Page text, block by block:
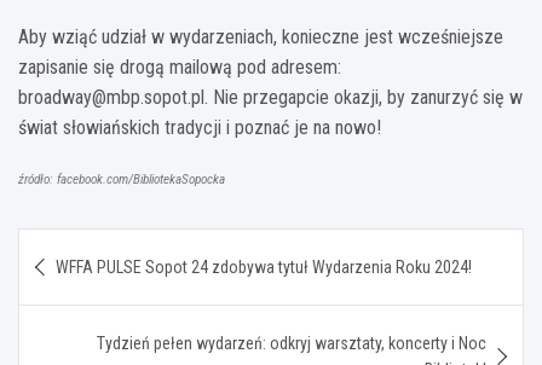
Aby wziąć udział w wydarzeniach, konieczne jest wcześniejsze
zapisanie się drogą mailową pod adresem:
broadway@mbp.sopot.pl. Nie przegapcie okazji, by zanurzyć się w
świat słowiańskich tradycji i poznać je na nowo!
źródło: facebook.com/BibliotekaSopocka
wpisu
WFFA PULSE Sopot 24 zdobywa tytuł Wydarzenia Roku 2024!
Tydzień pełen wydarzeń: odkryj warsztaty, koncerty i Noc